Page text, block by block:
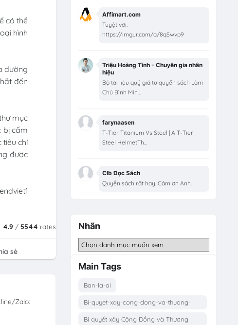
có thể
hình
dường
đến
mục
bị cấm
tiêu chí
được
4.9 /5544 rates
sẻ
Zalo:
Affimart.com
Tuyệt vời.
https://imgur.com/a/8qSwvp9
Triệu Hoàng Tình - Chuyên gia nhân
hiệu
Bộ tài liệu quý giá từ quyển sách Làm
Chủ Bình Min...
farynaasen
T-Tier Titanium Vs Steel | A T-Tier
Steel HelmetTh...
Clb Đọc Sách
Quyển sách rất hay. Cảm ơn Anh.
Nhãn
Main Tags
Ban-la-ai
Bi-quyet-xay-cong-dong-va-thuong-
hieu-ca-nhan
Bí quyết xây Cộng Đồng và Thương